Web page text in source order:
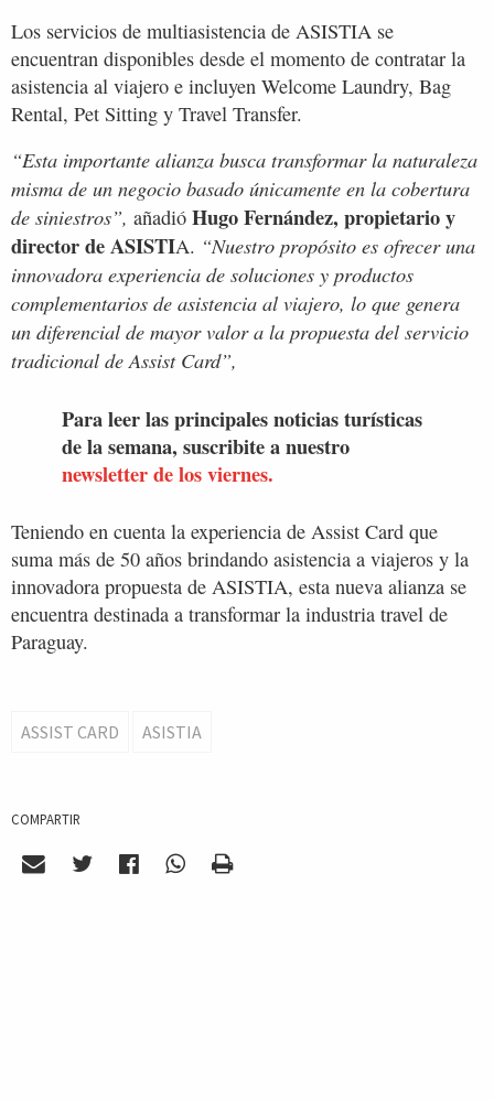
Los servicios de multiasistencia de ASISTIA se
encuentran disponibles desde el momento de contratar la
asistencia al viajero e incluyen Welcome Laundry, Bag
Rental, Pet Sitting y Travel Transfer.
“Esta importante alianza busca transformar la naturaleza
misma de un negocio basado únicamente en la cobertura
de siniestros”, añadió Hugo Fernández, propietario y
director de ASISTIA. “Nuestro propósito es ofrecer una
innovadora experiencia de soluciones y productos
complementarios de asistencia al viajero, lo que genera
un diferencial de mayor valor a la propuesta del servicio
tradicional de Assist Card”,
Para leer las principales noticias turísticas
de la semana, suscribite a nuestro
newsletter de los viernes.
Teniendo en cuenta la experiencia de Assist Card que
suma más de 50 años brindando asistencia a viajeros y la
innovadora propuesta de ASISTIA, esta nueva alianza se
encuentra destinada a transformar la industria travel de
Paraguay.
ASSIST CARD ASISTIA
COMPARTIR